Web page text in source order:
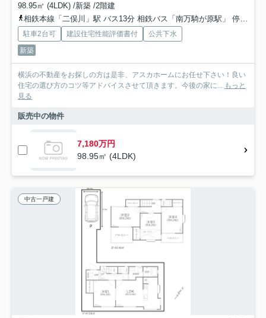
98.95㎡ (4LDK) /新築 /2階建
相鉄本線「二俣川」駅 バス13分 相鉄バス「南万騎が原駅」 停歩10分
駐車2台可 建設住宅性能評価書付
公共下水
新築
横浜の不動産をお探しの方は是非、アスカホームにお任せ下さい！良い
住宅の選び方のコツ等アドバイスさせて頂きます。今後の家に... もっと
見る
販売中の物件
7,180万円
98.95㎡ (4LDK)
中古一戸建